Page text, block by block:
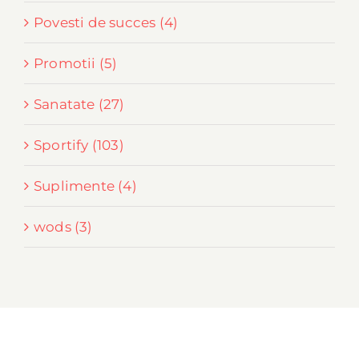
Povesti de succes (4)
Promotii (5)
Sanatate (27)
Sportify (103)
Suplimente (4)
wods (3)